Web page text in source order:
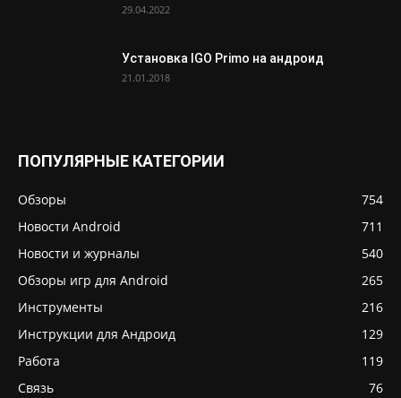
29.04.2022
Установка IGO Primo на андроид
21.01.2018
ПОПУЛЯРНЫЕ КАТЕГОРИИ
Обзоры
754
Новости Android
711
Новости и журналы
540
Обзоры игр для Android
265
Инструменты
216
Инструкции для Андроид
129
Работа
119
Связь
76